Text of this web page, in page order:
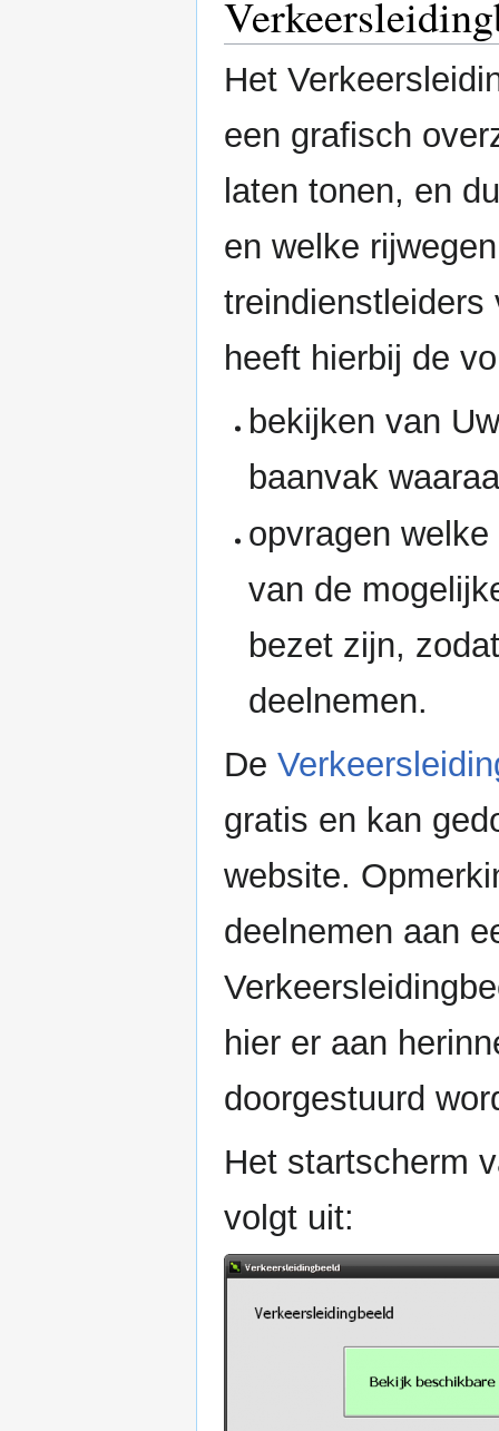
Het
een grafisch
laten tonen, en
en welke
treindienstleiders
heeft hierbij de
bekijken van
baanvak
opvragen
van de
bezet zijn,
deelnemen.
De
gratis en kan
website.
deelnemen aan
hier er aan
doorgestuurd
Het startscherm
volgt uit: